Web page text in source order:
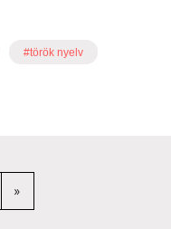
#török nyelv
»